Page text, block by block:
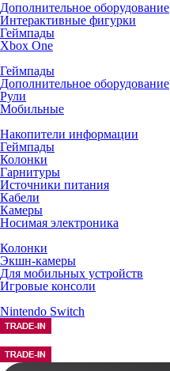
Дополнительное оборудование
Интерактивные фигурки
Геймпады
Xbox One
Геймпады
Дополнительное оборудование
Рули
Мобильные
Накопители информации
Геймпады
Колонки
Гарнитуры
Источники питания
Кабели
Камеры
Носимая электроника
Колонки
Экшн-камеры
Для мобильных устройств
Игровые консоли
Nintendo Switch